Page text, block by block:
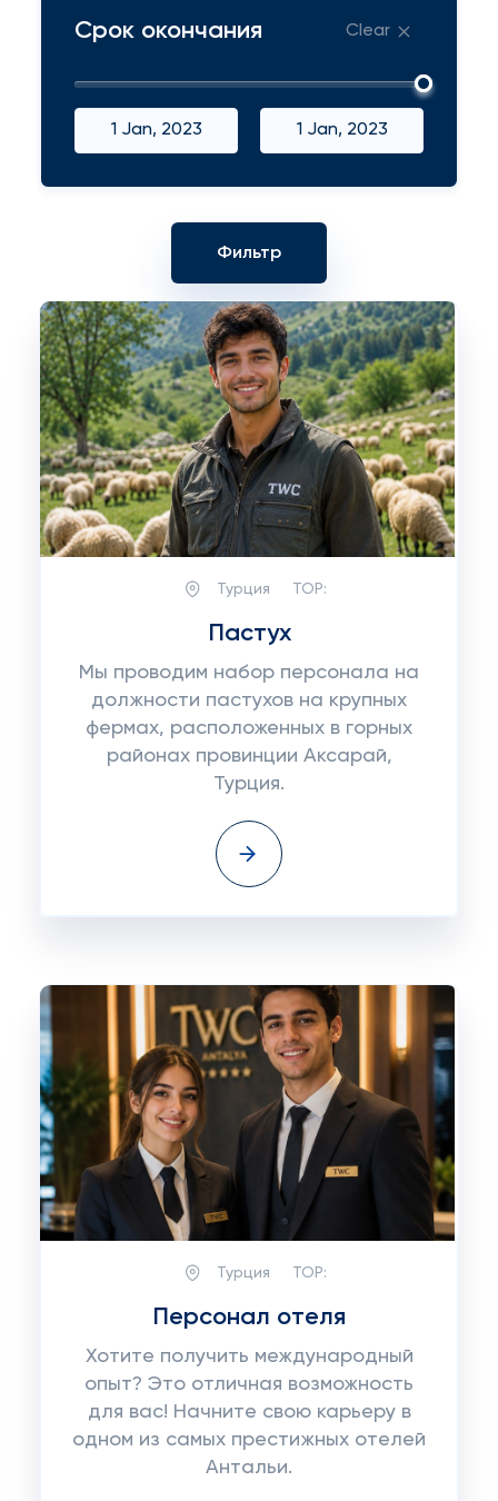
Срок окончания Clear
1 Jan, 2023 1 Jan, 2023
Турция TOP:
Пастух
Мы проводим набор персонала на
должности пастухов на крупных
фермах, расположенных в горных
районах провинции Аксарай,
Турция.
Турция TOP:
Персонал отеля
Хотите получить международный
опыт? Это отличная возможность
для вас! Начните свою карьеру в
одном из самых престижных отелей
Антальи.